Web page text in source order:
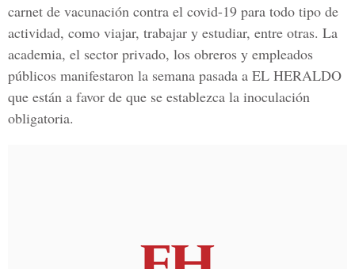
carnet de vacunación contra el covid-19 para todo tipo de
actividad, como viajar, trabajar y estudiar, entre otras. La
academia, el sector privado, los obreros y empleados
públicos manifestaron la semana pasada a EL HERALDO
que están a favor de que se establezca la inoculación
obligatoria.